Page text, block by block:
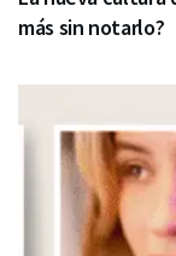
más sin notarlo?